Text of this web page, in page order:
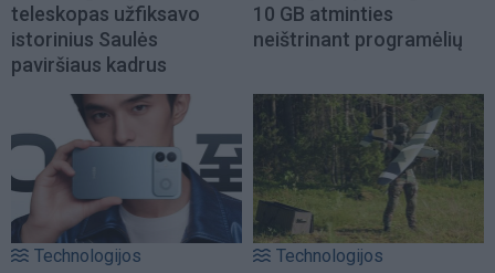
teleskopas užfiksavo
istorinius Saulės
paviršiaus kadrus
10 GB atminties
neištrinant programėlių
Technologijos Technologijos